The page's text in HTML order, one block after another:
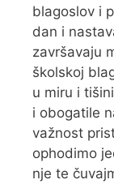
blagoslov i
dan i
završavaju
školskoj
u miru i
i obogatile
važnost
ophodimo
nje te